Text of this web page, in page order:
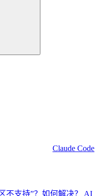
Claude Code
AI